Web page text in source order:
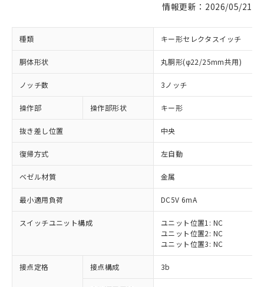
情報更新：2026/05/21
種類 キー形セレクタスイッチ
胴体形状 丸胴形(φ22/25mm共用)
ノッチ数 3ノッチ
操作部 操作部形状 キー形
抜き差し位置 中央
復帰方式 左自動
ベゼル材質 金属
最小適用負荷 DC5V 6mA
スイッチユニット構成
ユニット位置1: NC
ユニット位置2: NC
ユニット位置3: NC
接点定格 接点構成 3b